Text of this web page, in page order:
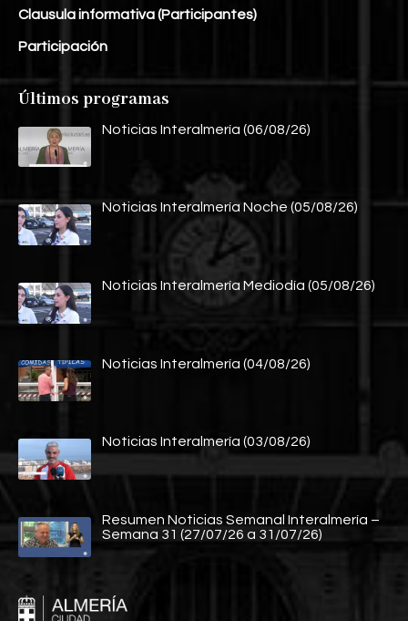
Clausula informativa (Participantes)
Participación
Últimos programas
Noticias Interalmería (06/08/26)
Noticias Interalmería Noche (05/08/26)
Noticias Interalmería Mediodía (05/08/26)
Noticias Interalmería (04/08/26)
Noticias Interalmería (03/08/26)
Resumen Noticias Semanal Interalmería –
Semana 31 (27/07/26 a 31/07/26)